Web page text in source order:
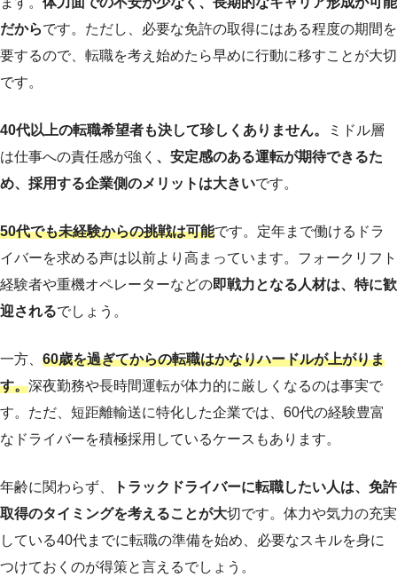
だからです。ただし、必要な免許の取得にはある程度の期間を
要するので、転職を考え始めたら早めに行動に移すことが大切
です。
40代以上の転職希望者も決して珍しくありません。
ミドル層
は仕事への責任感が強く 、安定感のある運転が期待できるた
め、採用する企業側のメリットは大きいです。
50代でも未経験からの挑戦は可能です。定年まで働けるドラ
イバーを求める声は以前より高まっています。フォークリフト
経験者や重機オペレーターなどの即戦力となる人材は、特に歓
迎されるでしょう。
一方、 60歳を過ぎてからの転職はかなりハードルが上がりま
す。深夜勤務や長時間運転が体力的に厳しくなるのは事実で
す。ただ、短距離輸送に特化した企業では、60代の経験豊富
なドライバーを積極採用しているケースもあります。
年齢に関わらず、
トラックドライバーに転職したい人は、免許
取得のタイミングを考えることが大切です。体力や気力の充実
している40代までに転職の準備を始め、必要なスキルを身に
つけておくのが得策と言えるでしょう。